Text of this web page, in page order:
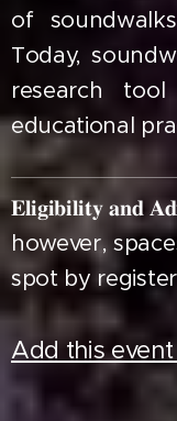
of
Today,
research
educational
𝐄𝐥𝐢𝐠𝐢𝐛𝐢𝐥𝐢𝐭𝐲
however,
spot by
Add this